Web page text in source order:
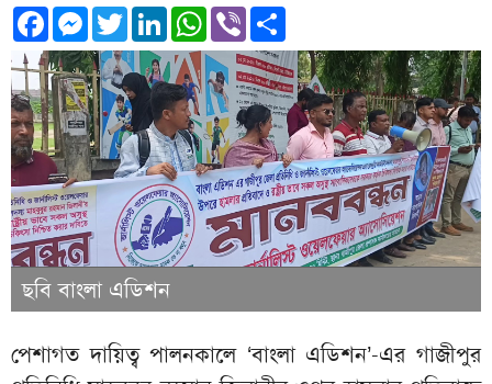
Facebook
Messenger
TwitterLinkedInWhatsApp
Viber
ছবি বাংলা এডিশন
পেশাগত দায়িত্ব পালনকালে ‘বাংলা এডিশন’-এর গাজীপুর